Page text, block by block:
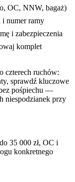
OC, NNW, bagaż)
numer ramy
i zabezpieczenia
komplet
czterech ruchów:
sprawdź kluczowe
pośpiechu —
niespodzianek przy
35 000 zł, OC i
konkretnego